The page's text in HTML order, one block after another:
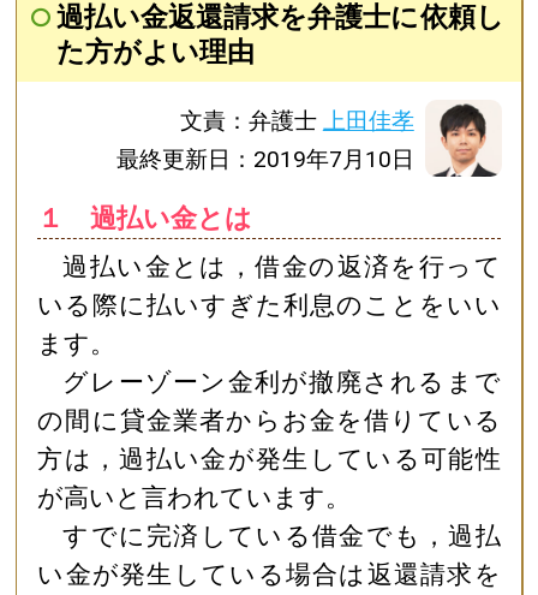
過払い金返還請求を弁護士に依頼し
た方がよい理由
文責：弁護士 上田佳孝
最終更新日：2019年7月10日
１ 過払い金とは
過払い金とは，借金の返済を行って
いる際に払いすぎた利息のことをいい
ます。
グレーゾーン金利が撤廃されるまで
の間に貸金業者からお金を借りている
方は，過払い金が発生している可能性
が高いと言われています。
すでに完済している借金でも，過払
い金が発生している場合は返還請求を